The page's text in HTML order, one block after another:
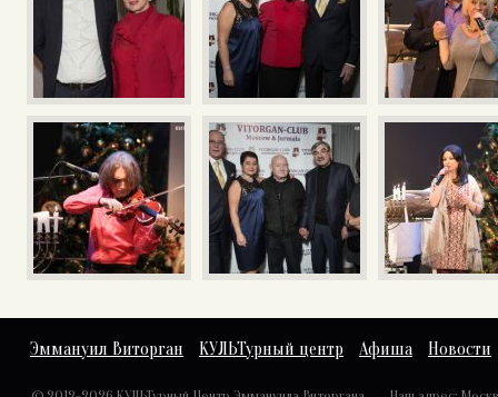
Эммануил Виторган КУЛЬТурный центр Афиша Новости